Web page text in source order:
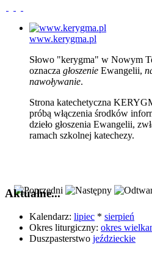
www.kerygma.pl
Słowo "kerygma" w Nowym
oznacza głoszenie Ewangelii,
nawoływanie.
Strona katechetyczna
próbą włączenia środków
dzieło głoszenia Ewangelii,
ramach szkolnej katechezy.
Aktualne...
Kalendarz: lipiec * sierpień
Okres liturgiczny: okres
Duszpasterstwo jeździeckie